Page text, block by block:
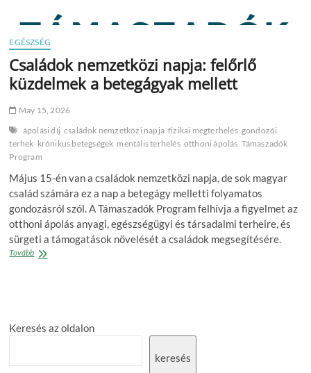
EGÉSZSÉG
Családok nemzetközi napja: felőrlő
küzdelmek a betegágyak mellett
May 15, 2026
ápolási díj családok nemzetközi napja fizikai megterhelés gondozói
terhek krónikus betegségek mentális terhelés otthoni ápolás Támaszadók
Program
Május 15-én van a családok nemzetközi napja, de sok magyar
család számára ez a nap a betegágy melletti folyamatos
gondozásról szól. A Támaszadók Program felhívja a figyelmet az
otthoni ápolás anyagi, egészségügyi és társadalmi terheire, és
sürgeti a támogatások növelését a családok megsegítésére.
TovábbCsaládok
betegágyak
mellett
Keresés az oldalon
keresés